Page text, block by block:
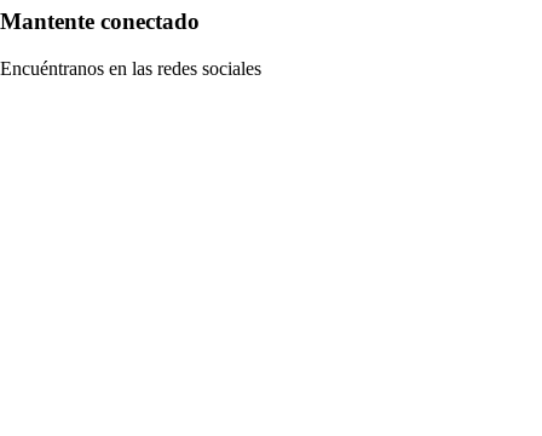
Mantente conectado
Encuéntranos en las redes sociales